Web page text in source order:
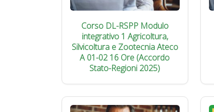
Corso DL-RSPP Modulo
integrativo 1 Agricoltura,
Silvicoltura e Zootecnia Ateco
A 01-02 16 Ore (Accordo
Stato-Regioni 2025)